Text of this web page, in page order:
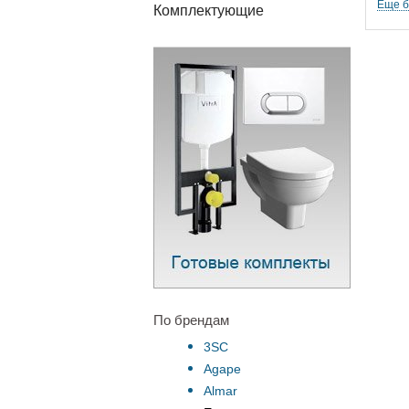
Комплектующие
По брендам
3SC
Agape
Almar
Еще